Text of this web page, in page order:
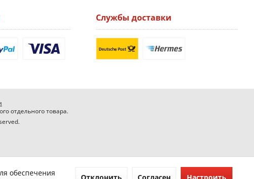
Службы доставки
отдельного товара.
обеспечения